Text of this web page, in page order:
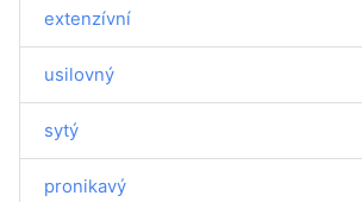
extenzívní
usilovný
sytý
pronikavý